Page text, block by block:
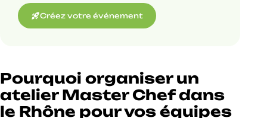
rocket_launchCréez votre événement
Pourquoi organiser un
atelier Master Chef dans
le Rhône pour vos équipes